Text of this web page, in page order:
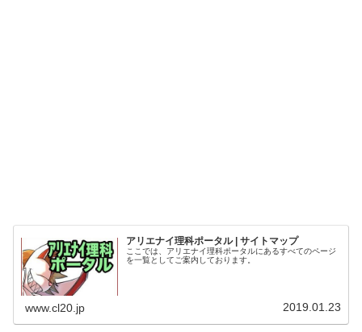
アリエナイ理科ポータル | サイトマップ
ここでは、アリエナイ理科ポータルにあるすべてのページ
を一覧としてご案内しております。
www.cl20.jp 2019.01.23